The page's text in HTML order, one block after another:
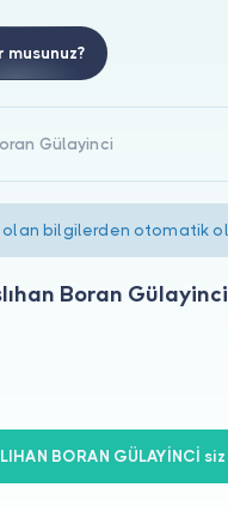
musunuz?
Gülayinci
olan bilgilerden otomatik
Boran Gülayinci
BORAN GÜLAYİNCİ